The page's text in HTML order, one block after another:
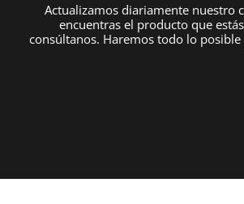
Actualizamos diariamente nuestro
encuentras el producto que
consúltanos. Haremos todo lo